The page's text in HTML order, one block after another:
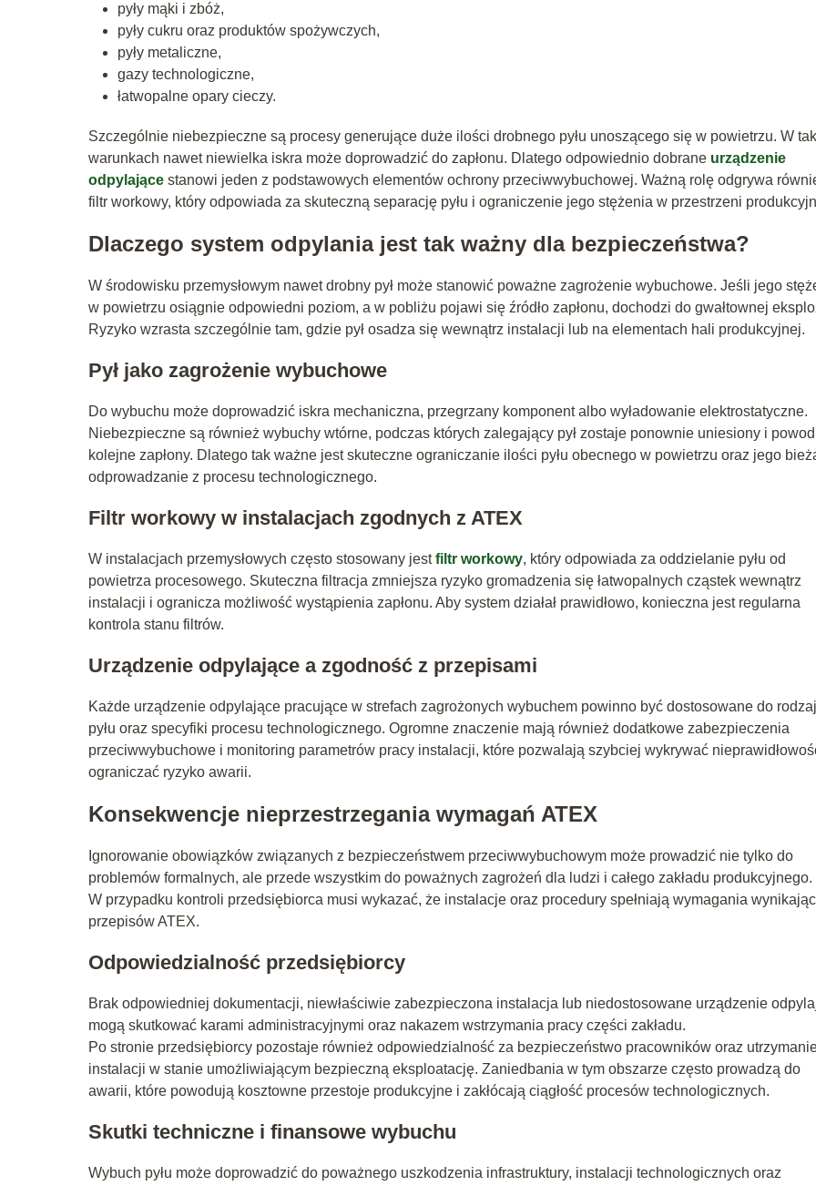
pyły mąki i zbóż,
pyły cukru oraz produktów spożywczych,
pyły metaliczne,
gazy technologiczne,
łatwopalne opary cieczy.
Szczególnie niebezpieczne są procesy generujące duże ilości drobnego pyłu unoszącego się w powietrzu. W
warunkach nawet niewielka iskra może doprowadzić do zapłonu. Dlatego odpowiednio dobrane urządzenie
odpylające stanowi jeden z podstawowych elementów ochrony przeciwwybuchowej. Ważną rolę odgrywa
filtr workowy, który odpowiada za skuteczną separację pyłu i ograniczenie jego stężenia w przestrzeni
Dlaczego system odpylania jest tak ważny dla bezpieczeństwa?
W środowisku przemysłowym nawet drobny pył może stanowić poważne zagrożenie wybuchowe. Jeśli jego
w powietrzu osiągnie odpowiedni poziom, a w pobliżu pojawi się źródło zapłonu, dochodzi do gwałtownej
Ryzyko wzrasta szczególnie tam, gdzie pył osadza się wewnątrz instalacji lub na elementach hali produkcyjnej.
Pył jako zagrożenie wybuchowe
Do wybuchu może doprowadzić iskra mechaniczna, przegrzany komponent albo wyładowanie elektrostatyczne.
Niebezpieczne są również wybuchy wtórne, podczas których zalegający pył zostaje ponownie uniesiony i
kolejne zapłony. Dlatego tak ważne jest skuteczne ograniczanie ilości pyłu obecnego w powietrzu oraz jego
odprowadzanie z procesu technologicznego.
Filtr workowy w instalacjach zgodnych z ATEX
W instalacjach przemysłowych często stosowany jestfiltr workowy, który odpowiada za oddzielanie pyłu od
powietrza procesowego. Skuteczna filtracja zmniejsza ryzyko gromadzenia się łatwopalnych cząstek wewnątrz
instalacji i ogranicza możliwość wystąpienia zapłonu. Aby system działał prawidłowo, konieczna jest regularna
kontrola stanu filtrów.
Urządzenie odpylające a zgodność z przepisami
Każde urządzenie odpylające pracujące w strefach zagrożonych wybuchem powinno być dostosowane do
pyłu oraz specyfiki procesu technologicznego. Ogromne znaczenie mają również dodatkowe zabezpieczenia
przeciwwybuchowe i monitoring parametrów pracy instalacji, które pozwalają szybciej wykrywać
ograniczać ryzyko awarii.
Konsekwencje nieprzestrzegania wymagań ATEX
Ignorowanie obowiązków związanych z bezpieczeństwem przeciwwybuchowym może prowadzić nie tylko do
problemów formalnych, ale przede wszystkim do poważnych zagrożeń dla ludzi i całego zakładu produkcyjnego.
W przypadku kontroli przedsiębiorca musi wykazać, że instalacje oraz procedury spełniają wymagania
przepisów ATEX.
Odpowiedzialność przedsiębiorcy
Brak odpowiedniej dokumentacji, niewłaściwie zabezpieczona instalacja lub niedostosowane urządzenie
mogą skutkować karami administracyjnymi oraz nakazem wstrzymania pracy części zakładu.
Po stronie przedsiębiorcy pozostaje również odpowiedzialność za bezpieczeństwo pracowników oraz
instalacji w stanie umożliwiającym bezpieczną eksploatację. Zaniedbania w tym obszarze często prowadzą do
awarii, które powodują kosztowne przestoje produkcyjne i zakłócają ciągłość procesów technologicznych.
Skutki techniczne i finansowe wybuchu
Wybuch pyłu może doprowadzić do poważnego uszkodzenia infrastruktury, instalacji technologicznych oraz